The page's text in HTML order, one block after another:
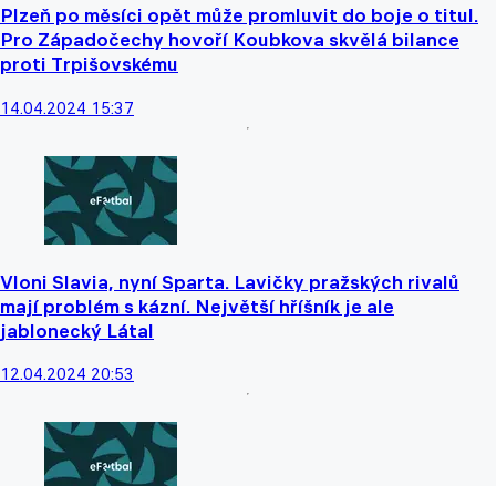
Plzeň po měsíci opět může promluvit do boje o titul.
Pro Západočechy hovoří Koubkova skvělá bilance
proti Trpišovskému
14.04.2024 15:37
Vloni Slavia, nyní Sparta. Lavičky pražských rivalů
mají problém s kázní. Největší hříšník je ale
jablonecký Látal
12.04.2024 20:53